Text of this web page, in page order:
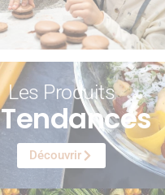
Les Produits
Tendances
Découvrir